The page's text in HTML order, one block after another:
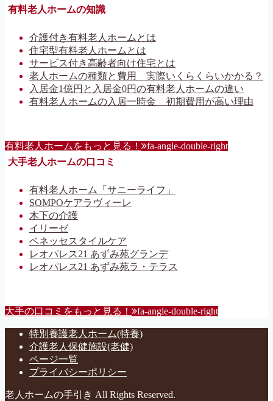
有料老人ホームの知識
介護付き有料老人ホームとは
住宅型有料老人ホームとは
サービス付き高齢者向け住宅とは
老人ホームの種類と費用 実際いくらくらいかかる？
入居金1億円と入居金0円の有料老人ホームの違い
有料老人ホームの入居一時金 初期費用が高い理由
有料老人ホームをもっと見る！ fa-angle-double-right
大手老人ホームの口コミ
有料老人ホーム「サニーライフ」
SOMPOケアラヴィーレ
木下の介護
イリーゼ
ベネッセスタイルケア
レオパレス21 あずみ苑グランデ
レオパレス21 あずみ苑ラ・テラス
大手の口コミをもっと見る！ fa-angle-double-right
特別養護老人ホーム(特養)
介護老人保健施設(老健)
ページ一覧
プライバシーポリシー
老人ホームの手引き All Rights Reserved.